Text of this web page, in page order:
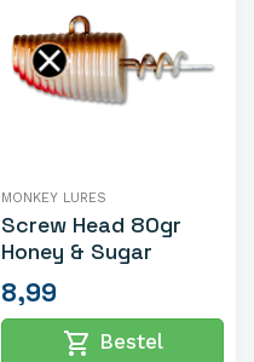
MONKEY LURES
Screw Head 80gr
Honey & Sugar
8,99
shopping_cart Bestel